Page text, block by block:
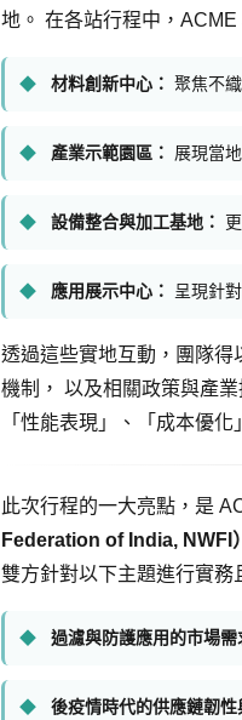
地。 在各站行程中，ACME
材料創新中心： 聚焦不
產業示範園區： 展現當
設備整合與加工基地：
應用展示中心： 呈現針
透過這些實地互動，團隊得
機制， 以及相關政策與產
「性能表現」、「成本優
此次行程的一大亮點，是
Federation of India, NWFI）
雙方針對以下主題進行實務
過濾與防護應用的市場需
後疫情時代的供應鏈韌